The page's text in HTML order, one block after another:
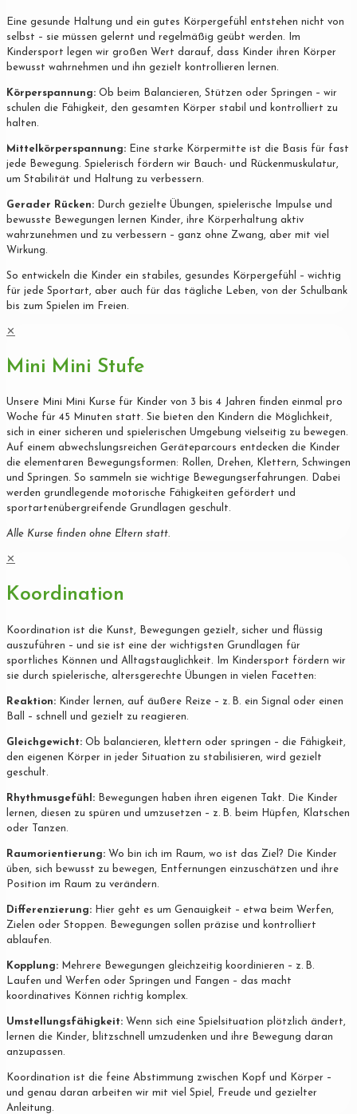
Eine gesunde Haltung und ein gutes Körpergefühl entstehen nicht von
selbst – sie müssen gelernt und regelmäßig geübt werden. Im
Kindersport legen wir großen Wert darauf, dass Kinder ihren Körper
bewusst wahrnehmen und ihn gezielt kontrollieren lernen.
Körperspannung: Ob beim Balancieren, Stützen oder Springen – wir
schulen die Fähigkeit, den gesamten Körper stabil und kontrolliert zu
halten.
Mittelkörperspannung: Eine starke Körpermitte ist die Basis für fast
jede Bewegung. Spielerisch fördern wir Bauch- und Rückenmuskulatur,
um Stabilität und Haltung zu verbessern.
Gerader Rücken: Durch gezielte Übungen, spielerische Impulse und
bewusste Bewegungen lernen Kinder, ihre Körperhaltung aktiv
wahrzunehmen und zu verbessern – ganz ohne Zwang, aber mit viel
Wirkung.
So entwickeln die Kinder ein stabiles, gesundes Körpergefühl – wichtig
für jede Sportart, aber auch für das tägliche Leben, von der Schulbank
bis zum Spielen im Freien.
✕
Mini Mini Stufe
Unsere Mini Mini Kurse für Kinder von 3 bis 4 Jahren finden einmal pro
Woche für 45 Minuten statt. Sie bieten den Kindern die Möglichkeit,
sich in einer sicheren und spielerischen Umgebung vielseitig zu bewegen.
Auf einem abwechslungsreichen Geräteparcours entdecken die Kinder
die elementaren Bewegungsformen: Rollen, Drehen, Klettern, Schwingen
und Springen. So sammeln sie wichtige Bewegungserfahrungen. Dabei
werden grundlegende motorische Fähigkeiten gefördert und
sportartenübergreifende Grundlagen geschult.
Alle Kurse finden ohne Eltern statt.
✕
Koordination
Koordination ist die Kunst, Bewegungen gezielt, sicher und flüssig
auszuführen – und sie ist eine der wichtigsten Grundlagen für
sportliches Können und Alltagstauglichkeit. Im Kindersport fördern wir
sie durch spielerische, altersgerechte Übungen in vielen Facetten:
Reaktion: Kinder lernen, auf äußere Reize – z. B. ein Signal oder einen
Ball – schnell und gezielt zu reagieren.
Gleichgewicht: Ob balancieren, klettern oder springen – die Fähigkeit,
den eigenen Körper in jeder Situation zu stabilisieren, wird gezielt
geschult.
Rhythmusgefühl: Bewegungen haben ihren eigenen Takt. Die Kinder
lernen, diesen zu spüren und umzusetzen – z. B. beim Hüpfen, Klatschen
oder Tanzen.
Raumorientierung: Wo bin ich im Raum, wo ist das Ziel? Die Kinder
üben, sich bewusst zu bewegen, Entfernungen einzuschätzen und ihre
Position im Raum zu verändern.
Differenzierung: Hier geht es um Genauigkeit – etwa beim Werfen,
Zielen oder Stoppen. Bewegungen sollen präzise und kontrolliert
ablaufen.
Kopplung: Mehrere Bewegungen gleichzeitig koordinieren – z. B.
Laufen und Werfen oder Springen und Fangen – das macht
koordinatives Können richtig komplex.
Umstellungsfähigkeit: Wenn sich eine Spielsituation plötzlich ändert,
lernen die Kinder, blitzschnell umzudenken und ihre Bewegung daran
anzupassen.
Koordination ist die feine Abstimmung zwischen Kopf und Körper –
und genau daran arbeiten wir mit viel Spiel, Freude und gezielter
Anleitung.